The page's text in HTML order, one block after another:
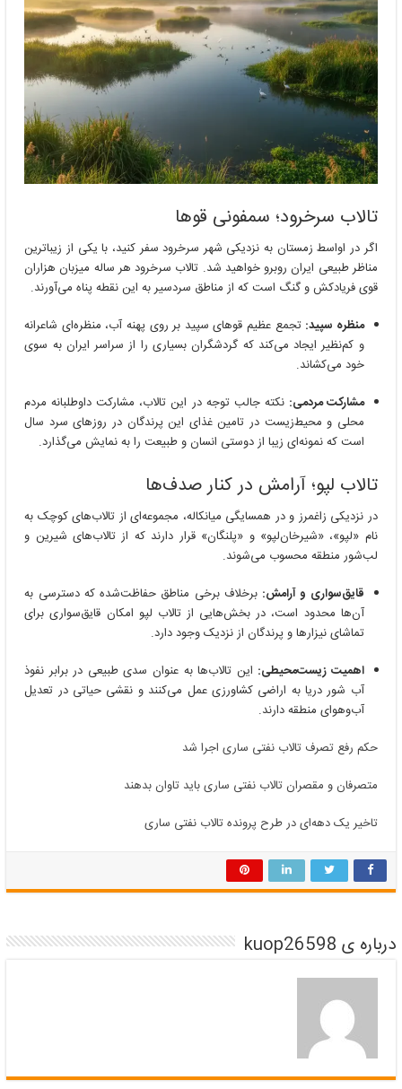
تالاب سرخرود؛ سمفونی قوها
اگر در اواسط زمستان به نزدیکی شهر سرخرود سفر کنید، با یکی از زیباترین
مناظر طبیعی ایران روبرو خواهید شد. تالاب سرخرود هر ساله میزبان هزاران
قوی فریادکش و گنگ است که از مناطق سردسیر به این نقطه پناه می‌آورند.
منظره سپید: تجمع عظیم قوهای سپید بر روی پهنه آب، منظره‌ای شاعرانه
و کم‌نظیر ایجاد می‌کند که گردشگران بسیاری را از سراسر ایران به سوی
خود می‌کشاند.
مشارکت مردمی: نکته جالب توجه در این تالاب، مشارکت داوطلبانه مردم
محلی و محیط‌زیست در تامین غذای این پرندگان در روزهای سرد سال
است که نمونه‌ای زیبا از دوستی انسان و طبیعت را به نمایش می‌گذارد.
تالاب لپو؛ آرامش در کنار صدف‌ها
در نزدیکی زاغمرز و در همسایگی میانکاله، مجموعه‌ای از تالاب‌های کوچک به
نام «لپو»، «شیرخان‌لپو» و «پلنگان» قرار دارند که از تالاب‌های شیرین و
لب‌شور منطقه محسوب می‌شوند.
قایق‌سواری و آرامش: برخلاف برخی مناطق حفاظت‌شده که دسترسی به
آن‌ها محدود است، در بخش‌هایی از تالاب لپو امکان قایق‌سواری برای
تماشای نیزارها و پرندگان از نزدیک وجود دارد.
اهمیت زیست‌محیطی: این تالاب‌ها به عنوان سدی طبیعی در برابر نفوذ
آب شور دریا به اراضی کشاورزی عمل می‌کنند و نقشی حیاتی در تعدیل
آب‌وهوای منطقه دارند.
حکم رفع تصرف تالاب نفتی ساری اجرا شد
متصرفان و مقصران تالاب نفتی ساری باید تاوان بدهند
تاخیر یک دهه‌ای در طرح پرونده تالاب نفتی ساری
درباره ی kuop26598